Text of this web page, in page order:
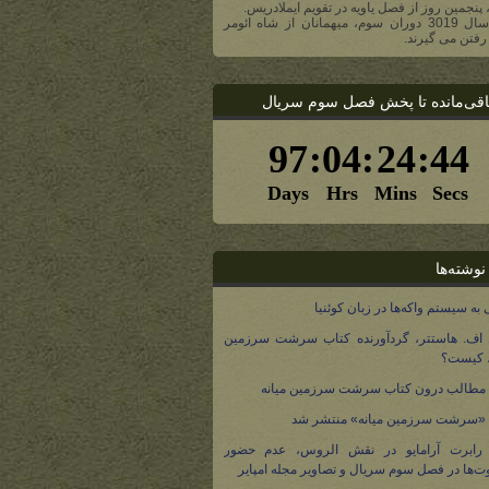
پنجمین روز از فصل یاویه در تقویم ایملادریس.
- در سال 3019 دوران سوم، میهمانان از شاه ائومر
رفتن می گیرند.
تا پخش فصل سوم سریال
نوشته‌ها
به سیستم واکه‌ها در زبان کوئنیا
اف. هاستتر، گردآورنده کتاب سرشت سرزمین
کیست؟
درون کتاب سرشت سرزمین میانه
«سرشت سرزمین میانه» منتشر شد
رابرت آرامایو در نقش الروس، عدم حضور
در فصل سوم سریال و تصاویر مجله امپایر